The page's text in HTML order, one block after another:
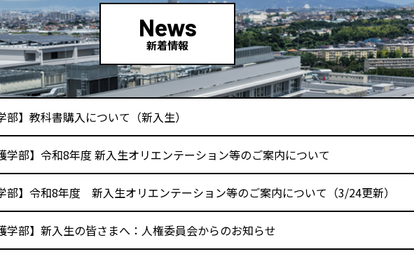
News
新着情報
部】教科書購入について（新入生）
学部】令和8年度 新入生オリエンテーション等のご案内について
部】令和8年度 新入生オリエンテーション等のご案内について（3/24更新）
学部】新入生の皆さまへ：人権委員会からのお知らせ